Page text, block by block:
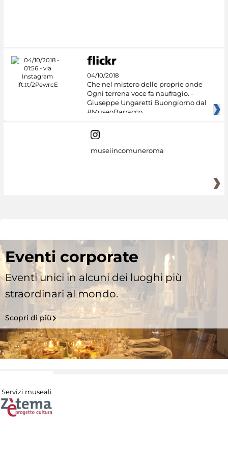
04/10/2018
Che nel mistero delle proprie onde
Ogni terrena voce fa naufragio. -
Giuseppe Ungaretti Buongiorno dal
#MuseoBarracco
museiincomuneroma
Eventi corporate
Eventi unici in alcuni dei luoghi più
straordinari al mondo.
Scopri di più
Servizi museali